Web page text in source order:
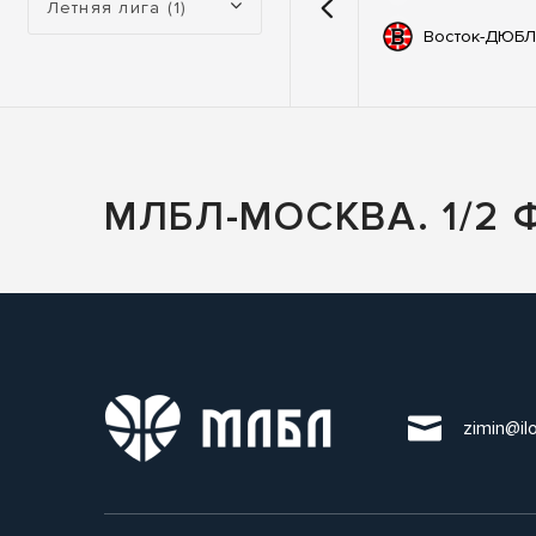
Летняя лига (1)
Восток-ДЮБЛ
МЛБЛ-МОСКВА. 1/2